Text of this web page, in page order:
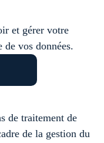
et gérer votre
de vos données.
de traitement de
de la gestion du